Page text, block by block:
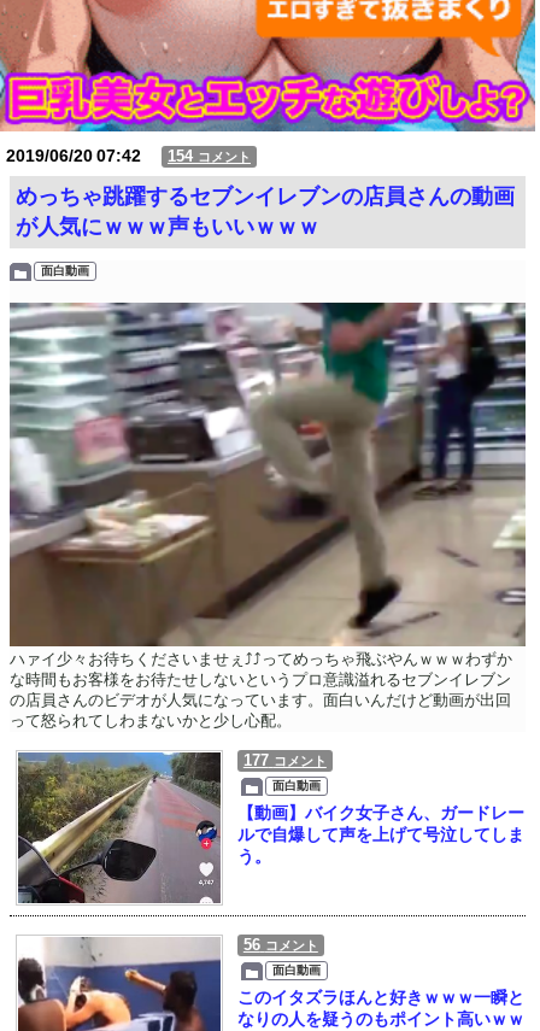
2019/06/2007:42 154 コメント
めっちゃ跳躍するセブンイレブンの店員さんの動画
が人気にｗｗｗ声もいいｗｗｗ
面白動画
ハァイ少々お待ちくださいませぇ⤴︎⤴︎ってめっちゃ飛ぶやんｗｗｗわずか
な時間もお客様をお待たせしないというプロ意識溢れるセブンイレブン
の店員さんのビデオが人気になっています。面白いんだけど動画が出回
って怒られてしわまないかと少し心配。
177 コメント
面白動画
【動画】バイク女子さん、ガードレー
ルで自爆して声を上げて号泣してしま
う。
56 コメント
面白動画
このイタズラほんと好きｗｗｗ一瞬と
なりの人を疑うのもポイント高いｗｗ